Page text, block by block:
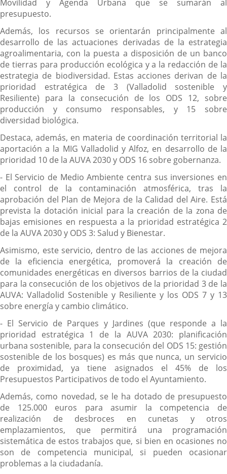
Movilidad y Agenda Urbana que se sumarán al
presupuesto.
Además, los recursos se orientarán principalmente al
desarrollo de las actuaciones derivadas de la estrategia
agroalimentaria, con la puesta a disposición de un banco
de tierras para producción ecológica y a la redacción de la
estrategia de biodiversidad. Estas acciones derivan de la
prioridad estratégica de 3 (Valladolid sostenible y
Resiliente) para la consecución de los ODS 12, sobre
producción y consumo responsables, y 15 sobre
diversidad biológica.
Destaca, además, en materia de coordinación territorial la
aportación a la MIG Valladolid y Alfoz, en desarrollo de la
prioridad 10 de la AUVA 2030 y ODS 16 sobre gobernanza.
- El Servicio de Medio Ambiente centra sus inversiones en
el control de la contaminación atmosférica, tras la
aprobación del Plan de Mejora de la Calidad del Aire. Está
prevista la dotación inicial para la creación de la zona de
bajas emisiones en respuesta a la prioridad estratégica 2
de la AUVA 2030 y ODS 3: Salud y Bienestar.
Asimismo, este servicio, dentro de las acciones de mejora
de la eficiencia energética, promoverá la creación de
comunidades energéticas en diversos barrios de la ciudad
para la consecución de los objetivos de la prioridad 3 de la
AUVA: Valladolid Sostenible y Resiliente y los ODS 7 y 13
sobre energía y cambio climático.
- El Servicio de Parques y Jardines (que responde a la
prioridad estratégica 1 de la AUVA 2030: planificación
urbana sostenible, para la consecución del ODS 15: gestión
sostenible de los bosques) es más que nunca, un servicio
de proximidad, ya tiene asignados el 45% de los
Presupuestos Participativos de todo el Ayuntamiento.
Además, como novedad, se le ha dotado de presupuesto
de 125.000 euros para asumir la competencia de
realización de desbroces en cunetas y otros
emplazamientos, que permitirá una programación
sistemática de estos trabajos que, si bien en ocasiones no
son de competencia municipal, si pueden ocasionar
problemas a la ciudadanía.